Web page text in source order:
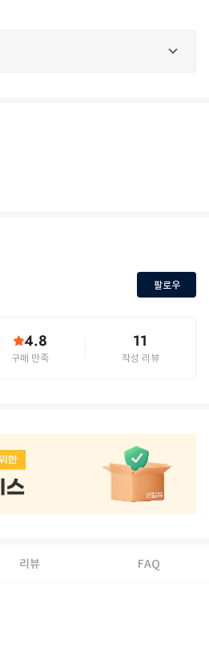
팔로우
4.8
구매 만족
11
작성 리뷰
리뷰 FAQ